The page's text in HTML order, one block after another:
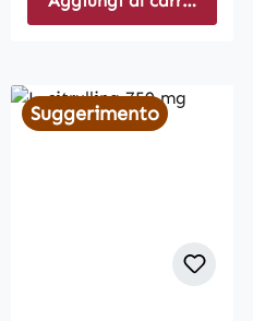
Suggerimento